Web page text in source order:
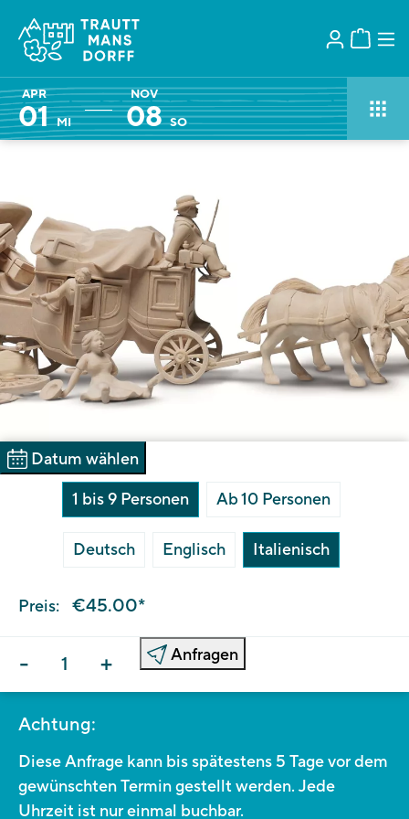
APR
01 MI
NOV
08 SO
Datum wählen
1 bis 9 Personen
Ab 10 Personen
Deutsch Englisch Italienisch
Preis: €45.00*
- + Anfragen
Achtung:
Diese Anfrage kann bis spätestens 5 Tage vor dem
gewünschten Termin gestellt werden. Jede
Uhrzeit ist nur einmal buchbar.